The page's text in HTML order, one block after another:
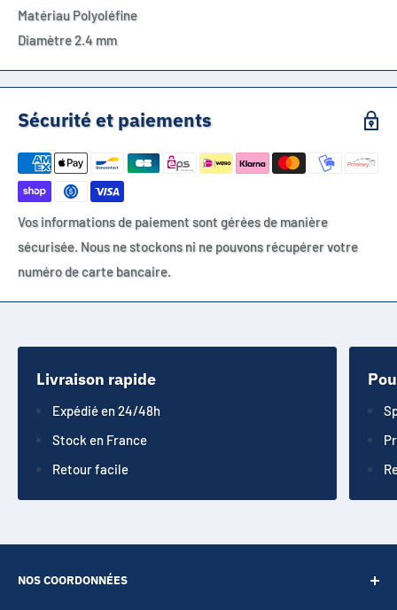
Matériau Polyoléfine
Diamètre 2.4 mm
Sécurité et paiements
Vos informations de paiement sont gérées de manière
sécurisée. Nous ne stockons ni ne pouvons récupérer votre
numéro de carte bancaire.
Livraison rapide
Expédié en 24/48h
Stock en France
Retour facile
NOS COORDONNÉES